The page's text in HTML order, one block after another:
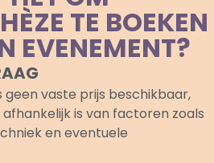
TE BOEKEN
EVENEMENT?
geen vaste prijs beschikbaar,
is van factoren zoals
en eventuele